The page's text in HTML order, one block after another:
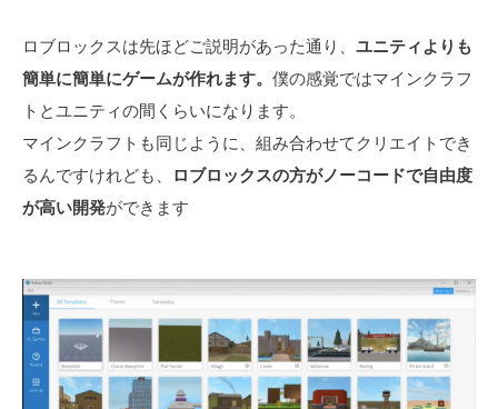
ロブロックスは先ほどご説明があった通り、 ユニティよりも
簡単に簡単にゲームが作れます。 僕の感覚ではマインクラフ
トとユニティの間くらいになります。
マインクラフトも同じように、組み合わせてクリエイトでき
るんですけれども、
ロブロックスの方がノーコードで自由度
が高い開発ができます